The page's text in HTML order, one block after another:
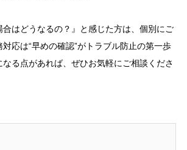
合はどうなるの？』と感じた方は、個別にご
応は“早めの確認”がトラブル防止の第一歩
る点があれば、ぜひお気軽にご相談くださ